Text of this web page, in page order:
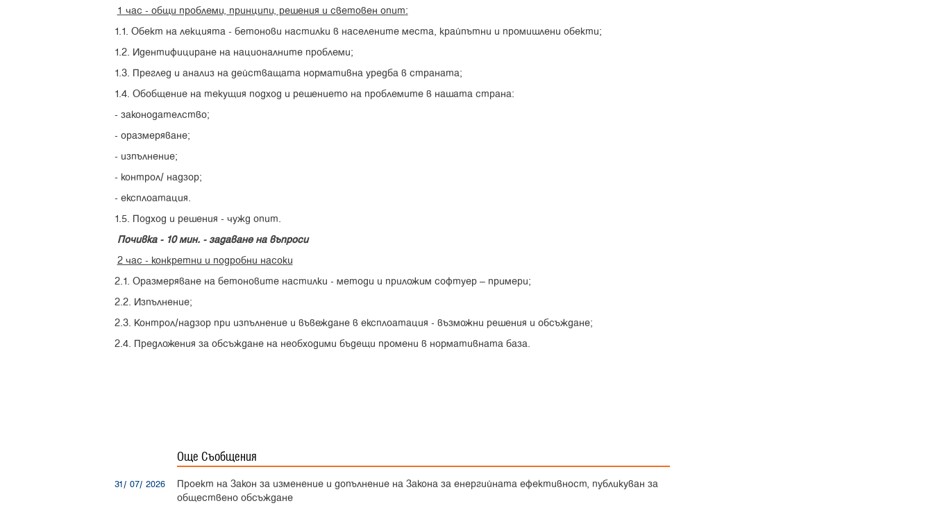
1 час - общи проблеми, принципи, решения и световен опит:
1.1. Обект на лекцията - бетонови настилки в населените места, крайпътни и промишлени обекти;
1.2. Идентифициране на националните проблеми;
1.3. Преглед и анализ на действащата нормативна уредба в страната;
1.4. Обобщение на текущия подход и решението на проблемите в нашата страна:
- законодателство;
- оразмеряване;
- изпълнение;
- контрол/ надзор;
- експлоатация.
1.5. Подход и решения - чужд опит.
Почивка - 10 мин. - задаване на въпроси
2 час - конкретни и подробни насоки
2.1. Оразмеряване на бетоновите настилки - методи и приложим софтуер – примери;
2.2. Изпълнение;
2.3. Контрол/надзор при изпълнение и въвеждане в експлоатация - възможни решения и обсъждане;
2.4. Предложения за обсъждане на необходими бъдещи промени в нормативната база.
Още Съобщения
31/ 07/ 2026
Проект на Закон за изменение и допълнение на Закона за енергийната ефективност, публикуван за
обществено обсъждане